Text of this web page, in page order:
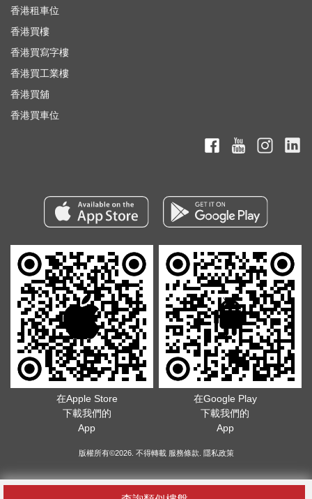
香港租車位
香港買樓
香港買寫字樓
香港買工業樓
香港買舖
香港買車位
在Apple Store
下載我們的
App
在Google Play
下載我們的
App
版權所有©2026. 不得轉載 服務條款 隱私政策